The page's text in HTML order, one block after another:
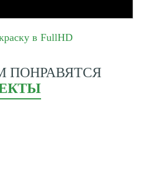
в FullHD
ПОНРАВЯТСЯ